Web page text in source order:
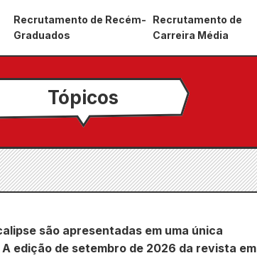
Recrutamento de Recém-
Graduados
Recrutamento de
Carreira Média
Tópicos
são apresentadas em uma única
edição de setembro de 2026 da revista em